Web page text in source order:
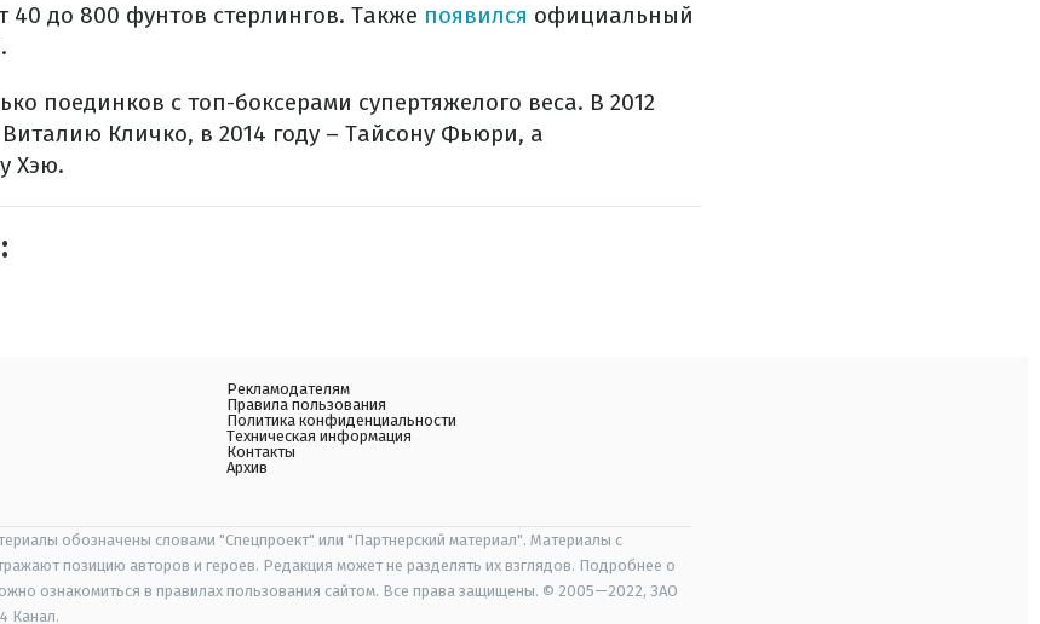
40 до 800 фунтов стерлингов. Также появился официальный
поединков с топ-боксерами супертяжелого веса. В 2012
Кличко, в 2014 году – Тайсону Фьюри, а
Хэю.
Рекламодателям
Правила пользования
Политика конфиденциальности
Техническая информация
Контакты
Архив
обозначены словами "Спецпроект" или "Партнерский материал". Материалы с
позицию авторов и героев. Редакция может не разделять их взглядов. Подробнее о
ознакомиться в правилах пользования сайтом. Все права защищены. © 2005—2022, ЗАО
Канал.